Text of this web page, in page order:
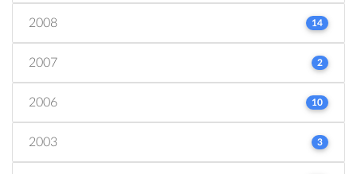
2008 14
2007 2
2006 10
2003 3